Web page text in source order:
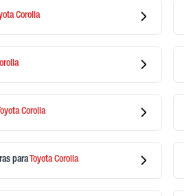
Corolla
Corolla
para ToyotaCorolla